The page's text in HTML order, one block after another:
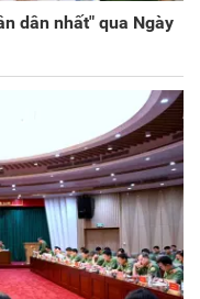
dân nhất" qua Ngày